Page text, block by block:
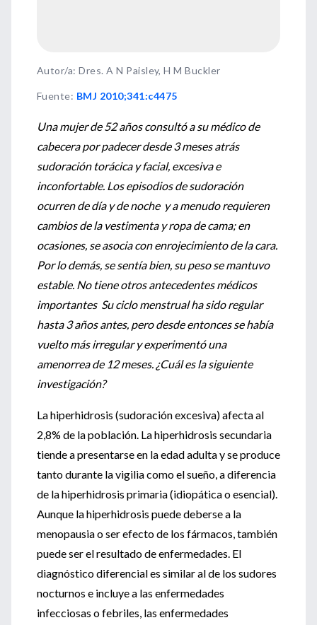
Autor/a: Dres. A N Paisley, H M Buckler
Fuente: BMJ 2010;341:c4475
Una mujer de 52 años consultó a su médico de
cabecera por padecer desde 3 meses atrás
sudoración torácica y facial, excesiva e
inconfortable. Los episodios de sudoración
ocurren de día y de noche y a menudo requieren
cambios de la vestimenta y ropa de cama; en
ocasiones, se asocia con enrojecimiento de la cara.
Por lo demás, se sentía bien, su peso se mantuvo
estable. No tiene otros antecedentes médicos
importantes Su ciclo menstrual ha sido regular
hasta 3 años antes, pero desde entonces se había
vuelto más irregular y experimentó una
amenorrea de 12 meses. ¿Cuál es la siguiente
investigación?
La hiperhidrosis (sudoración excesiva) afecta al
2,8% de la población. La hiperhidrosis secundaria
tiende a presentarse en la edad adulta y se produce
tanto durante la vigilia como el sueño, a diferencia
de la hiperhidrosis primaria (idiopática o esencial).
Aunque la hiperhidrosis puede deberse a la
menopausia o ser efecto de los fármacos, también
puede ser el resultado de enfermedades. El
diagnóstico diferencial es similar al de los sudores
nocturnos e incluye a las enfermedades
infecciosas o febriles, las enfermedades